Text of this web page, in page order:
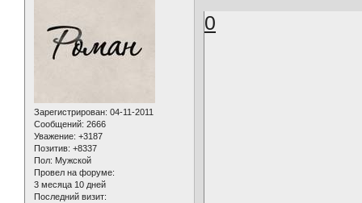
Зарегистрирован: 04-11-2011
Сообщений: 2666
Уважение: +3187
Позитив: +8337
Пол: Мужской
Провел на форуме:
3 месяца 10 дней
Последний визит:
0